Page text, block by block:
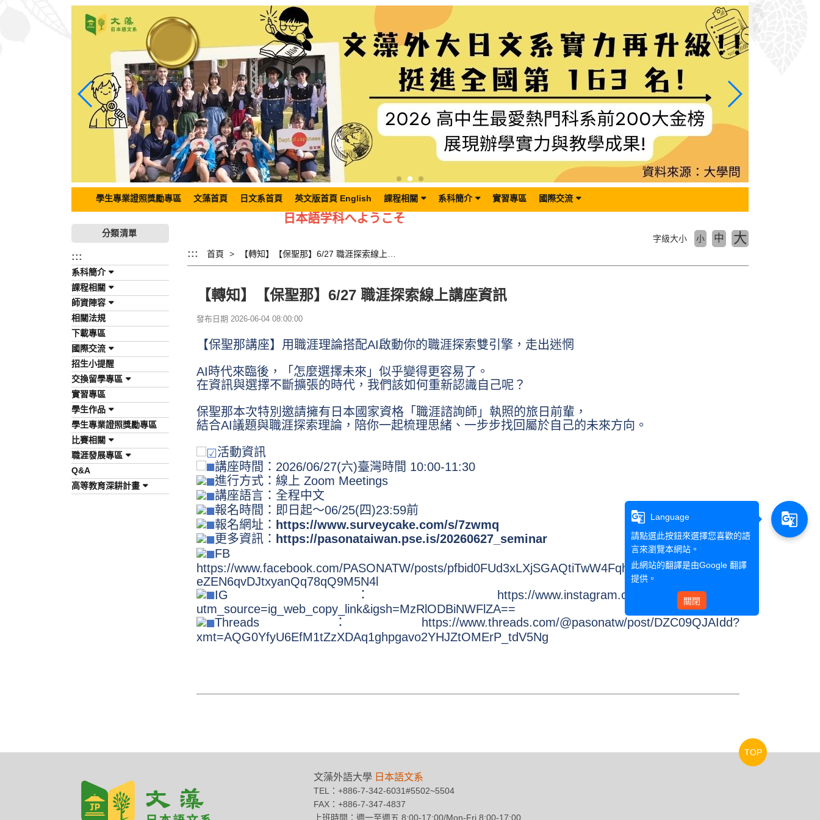
學生專業證照獎勵專區 文藻首頁 日文系首頁 英文版首頁 English 課程相關 系科簡介 實習專區 國際交流
日本語学科へようこそ
分類清單
:::
系科簡介
課程相關
師資陣容
相關法規
下載專區
國際交流
招生小提醒
交換留學專區
實習專區
學生作品
學生專業證照獎勵專區
比賽相關
職涯發展專區
Q&A
高等教育深耕計畫
::: 首頁
字級大小 小 中 大
【轉知】【保聖那】6/27 職涯探索線上講座資訊
發布日期 2026-06-04 08:00:00
【保聖那講座】用職涯理論搭配AI啟動你的職涯探索雙引擎，走出迷惘
AI 時代來臨後，「怎麼選擇未來」似乎變得更容易了。
在資訊與選擇不斷擴張的時代，我們該如何重新認識自己呢？
保聖那本次特別邀請擁有日本國家資格「職涯諮詢師」執照的旅日前輩，
結合AI議題與職涯探索理論，陪你一起梳理思緒、一步步找回屬於自己的未來方向。
活動資訊
講座時間：2026/06/27(六)臺灣時間 10:00-11:30
進行方式：線上 Zoom Meetings
講座語言：全程中文
報名時間：即日起～06/25(四)23:59前
報名網址： https://www.surveycake.com/s/7zwmq
更多資訊： https://pasonataiwan.pse.is/20260627_seminar
FB ：
https://www.facebook.com/PASONATW/posts/pfbid0FUd3xLXjSGAQtiTwW4Fqhj1wyecxwtskk9iGZvj
eZEN6qvDJtxyanQq78qQ9M5N4l
IG ：
https://www.instagram.com/p/DZC05eujnrJ/?
utm_source=ig_web_copy_link&igsh=MzRlODBiNWFlZA==
Threads ：
https://www.threads.com/@pasonatw/post/DZC09QJAIdd?
xmt=AQG0YfyU6EfM1tZzXDAq1ghpgavo2YHJZtOMErP_tdV5Ng
文藻外語大學 日本語文系
TEL：+886-7-342-6031#5502~5504
FAX：+886-7-347-4837
上班時間：週一至週五 8:00-17:00/Mon-Fri 8:00-17:00
TOP
g_translate
Language
請點選此按鈕來選擇您喜歡的語
言來瀏覽本網站。
此網站的翻譯是由Google 翻譯
提供。
關閉
g_translate